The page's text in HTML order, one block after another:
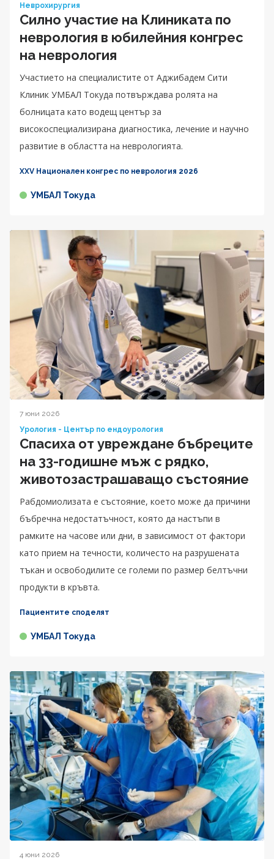
Неврохирургия
Силно участие на Клиниката по
неврология в юбилейния конгрес
на неврология
Участието на специалистите от Аджибадем Сити
Клиник УМБАЛ Токуда потвърждава ролята на
болницата като водещ център за
високоспециализирана диагностика, лечение и научно
развитие в областта на неврологията.
XXV Национален конгрес по неврология 2026
УМБАЛ Токуда
7 юни 2026
Урология - Център по ендоурология
Спасиха от увреждане бъбреците
на 33-годишне мъж с рядко,
животозастрашаващо състояние
Рабдомиолизата е състояние, което може да причини
бъбречна недостатъчност, която да настъпи в
рамките на часове или дни, в зависимост от фактори
като прием на течности, количесто на разрушената
тъкан и освободилите се големи по размер белтъчни
продукти в кръвта.
Пациентите споделят
УМБАЛ Токуда
4 юни 2026